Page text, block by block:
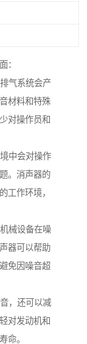
：
气系统会产
材料和特殊
对操作员和
中会对操作
。消声器的
工作环境，
械设备在噪
器可以帮助
免因噪音超
，还可以减
对发动机和
命。